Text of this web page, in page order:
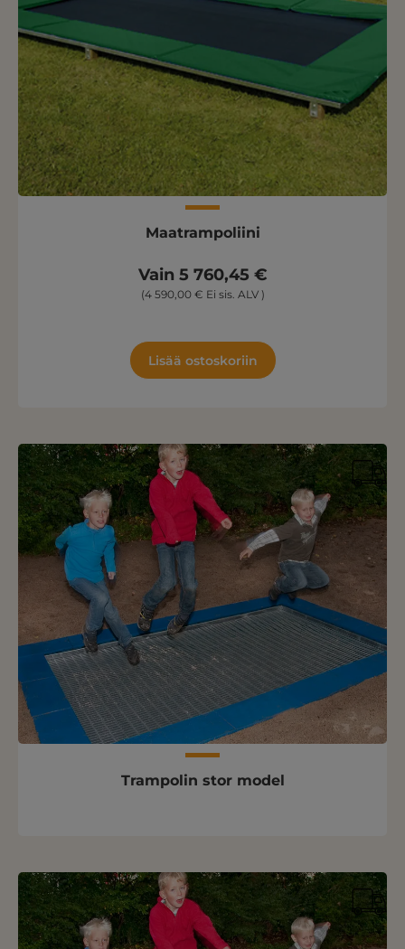
Maatrampoliini
Vain 5 760,45 €
(4 590,00 € Ei sis. ALV )
Lisää ostoskoriin
Trampolin stor model